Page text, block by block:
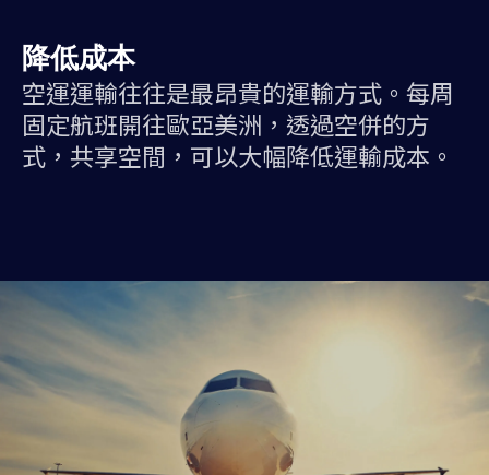
降低成本
空運運輸往往是最昂貴的運輸方式。每周
固定航班開往歐亞美洲，透過空併的方
式，共享空間，可以大幅降低運輸成本。